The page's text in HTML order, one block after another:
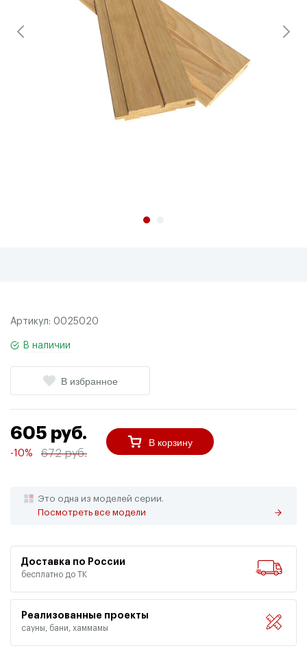
Артикул: 0025020
В наличии
В избранное
605 руб.
-10% 672 руб.
В корзину
Это одна из моделей серии.
Посмотреть все модели
Доставка по России
бесплатно до ТК
Реализованные проекты
сауны, бани, хаммамы